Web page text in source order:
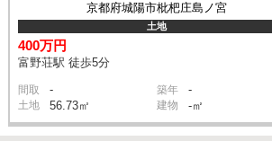
京都府城陽市枇杷庄島ノ宮
土地
400万円
富野荘駅 徒歩5分
間取 - 築年 -
土地 56.73㎡ 建物 -㎡